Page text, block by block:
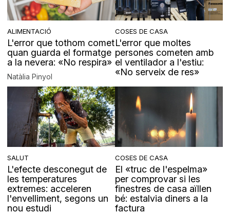
ALIMENTACIÓ
L'error que tothom comet
quan guarda el formatge
a la nevera: «No respira»
Natàlia Pinyol
COSES DE CASA
L'error que moltes
persones cometen amb
el ventilador a l'estiu:
«No serveix de res»
SALUT
L'efecte desconegut de
les temperatures
extremes: acceleren
l'envelliment, segons un
nou estudi
COSES DE CASA
El «truc de l'espelma»
per comprovar si les
finestres de casa aïllen
bé: estalvia diners a la
factura